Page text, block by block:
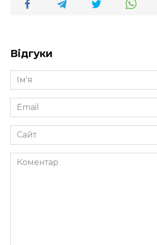
Відгуки
Ім'я
*
Email
*
Сайт
Коментар